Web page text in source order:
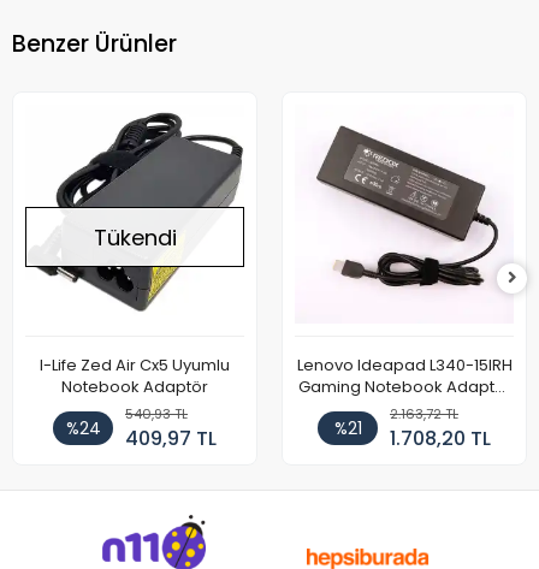
Benzer Ürünler
Tükendi
I-Life Zed Air Cx5 Uyumlu
Notebook Adaptör
%24
540,93 TL
409,97 TL
Lenovo Ideapad L340-15IRH
Gaming Notebook Adaptör
Cihazı Şarj Aleti (150W)
%21
2.163,72 TL
1.708,20 TL